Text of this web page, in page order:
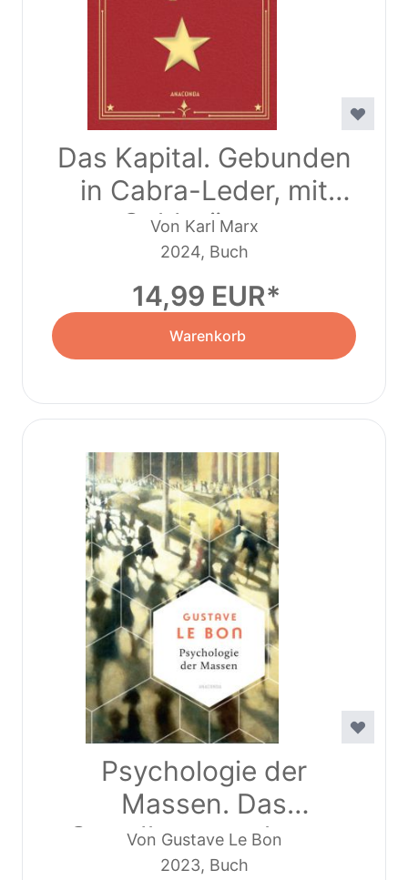
Das Kapital. Gebunden
in Cabra-Leder, mit
Goldprägung
Von Karl Marx
2024, Buch
14,99 EUR
Warenkorb
Psychologie der
Massen. Das
Grundlagenwerk vom
Begründer der
Von Gustave Le Bon
2023, Buch